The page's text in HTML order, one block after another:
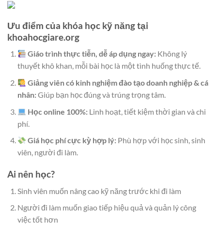
Ưu điểm của khóa học kỹ năng tại
khoahocgiare.org
Giáo trình thực tiễn, dễ áp dụng ngay: Không lý
thuyết khô khan, mỗi bài học là một tình huống thực tế.
Giảng viên có kinh nghiệm đào tạo doanh nghiệp & cá
nhân:Giúp bạn học đúng và trúng trọng tâm.
Học online 100%: Linh hoạt, tiết kiệm thời gian và chi
phí.
Giá học phí cực kỳ hợp lý: Phù hợp với học sinh, sinh
viên, người đi làm.
Ai nên học?
Sinh viên muốn nâng cao kỹ năng trước khi đi làm
Người đi làm muốn giao tiếp hiệu quả và quản lý công
việc tốt hơn